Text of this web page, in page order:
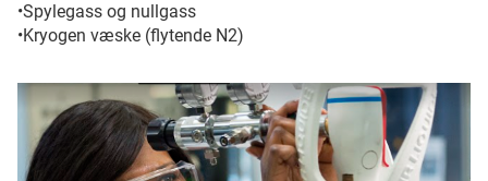
•Spylegass og nullgass
•Kryogen væske (flytende N2)